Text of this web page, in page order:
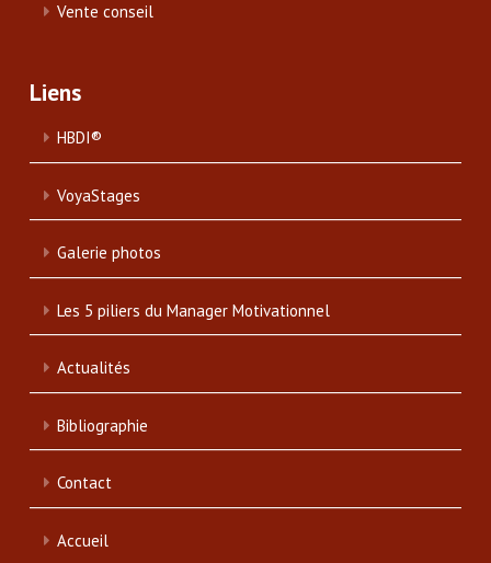
Vente conseil
Liens
HBDI®
VoyaStages
Galerie photos
Les 5 piliers du Manager Motivationnel
Actualités
Bibliographie
Contact
Accueil